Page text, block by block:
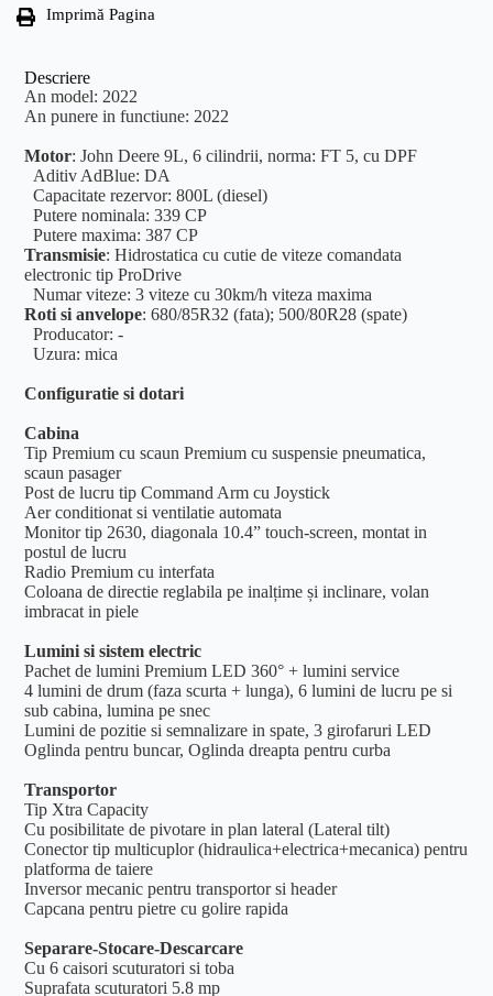
Imprimă Pagina
Descriere
An model: 2022
An punere in functiune: 2022
Motor: John Deere 9L, 6 cilindrii, norma: FT 5, cu DPF
Aditiv AdBlue: DA
Capacitate rezervor: 800L (diesel)
Putere nominala: 339 CP
Putere maxima: 387 CP
Transmisie: Hidrostatica cu cutie de viteze comandata
electronic tip ProDrive
Numar viteze: 3 viteze cu 30km/h viteza maxima
Roti si anvelope: 680/85R32 (fata); 500/80R28 (spate)
Producator: -
Uzura: mica
Configuratie si dotari
Cabina
Tip Premium cu scaun Premium cu suspensie pneumatica,
scaun pasager
Post de lucru tip Command Arm cu Joystick
Aer conditionat si ventilatie automata
Monitor tip 2630, diagonala 10.4” touch-screen, montat in
postul de lucru
Radio Premium cu interfata
Coloana de directie reglabila pe inalțime și inclinare, volan
imbracat in piele
Lumini si sistem electric
Pachet de lumini Premium LED 360° + lumini service
4 lumini de drum (faza scurta + lunga), 6 lumini de lucru pe si
sub cabina, lumina pe snec
Lumini de pozitie si semnalizare in spate, 3 girofaruri LED
Oglinda pentru buncar, Oglinda dreapta pentru curba
Transportor
Tip Xtra Capacity
Cu posibilitate de pivotare in plan lateral (Lateral tilt)
Conector tip multicuplor (hidraulica+electrica+mecanica) pentru
platforma de taiere
Inversor mecanic pentru transportor si header
Capcana pentru pietre cu golire rapida
Separare-Stocare-Descarcare
Cu 6 caisori scuturatori si toba
Suprafata scuturatori 5.8 mp